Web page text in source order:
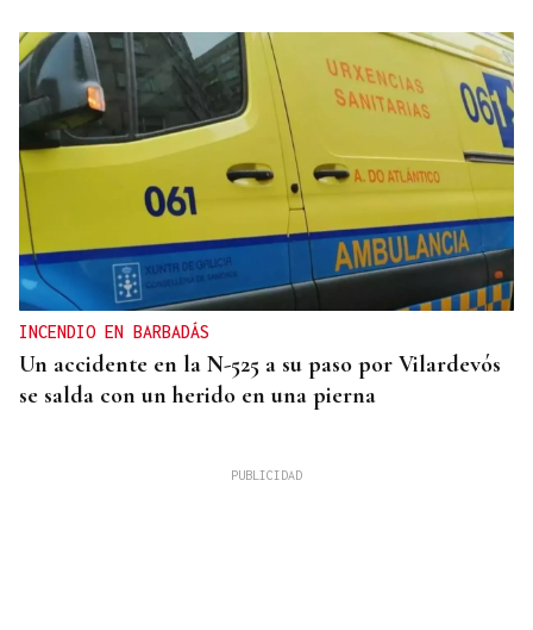
INCENDIO EN BARBADÁS
Un accidente en la N-525 a su paso por Vilardevós
se salda con un herido en una pierna